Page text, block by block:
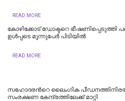
READ MORE
കോഴിക്കോട് ഡോക്ടറെ ഭീഷണിപ്പെടുത്തി
ഉള്‍പ്പടെ മൂന്നുപേര്‍ പിടിയില്‍
READ MORE
സഹോദരന്‍റെ ലൈംഗിക
സംരക്ഷണ കേന്ദ്രത്തിലേക്ക് മാറ്റി